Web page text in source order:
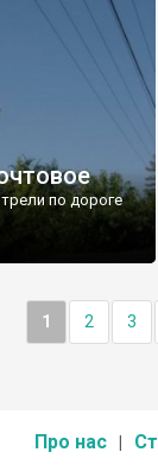
по дороге
1 2 3
Про нас